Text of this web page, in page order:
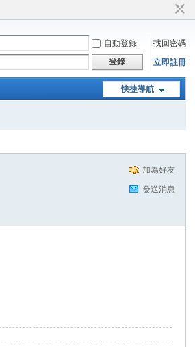
自動登錄
找回密碼
登錄 立即註冊
快捷導航
加為好友
發送消息